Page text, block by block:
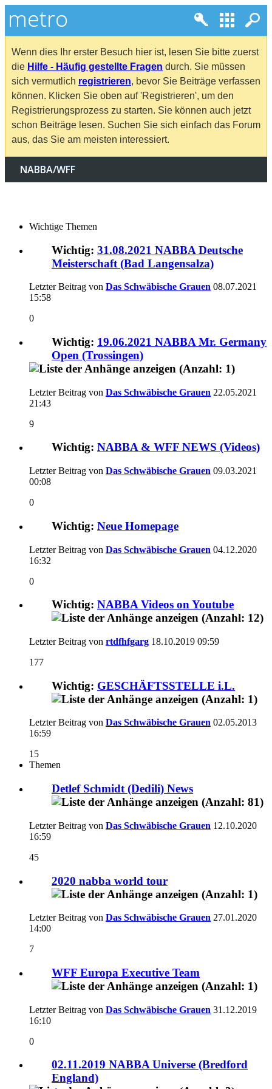
Wenn dies Ihr erster Besuch hier ist, lesen Sie bitte zuerst
die Hilfe - Häufig gestellte Fragen durch. Sie müssen
sich vermutlich registrieren, bevor Sie Beiträge verfassen
können. Klicken Sie oben auf 'Registrieren', um den
Registrierungsprozess zu starten. Sie können auch jetzt
schon Beiträge lesen. Suchen Sie sich einfach das Forum
aus, das Sie am meisten interessiert.
NABBA/WFF
Wichtige Themen
Wichtig: 31.08.2021 NABBA Deutsche
Meisterschaft (Bad Langensalza)
Letzter Beitrag von Das Schwäbische Grauen 08.07.2021
15:58
0
Wichtig: 19.06.2021 NABBA Mr. Germany
Open (Trossingen)
Letzter Beitrag von Das Schwäbische Grauen 22.05.2021
21:43
9
Wichtig: NABBA & WFF NEWS (Videos)
Letzter Beitrag von Das Schwäbische Grauen 09.03.2021
00:08
0
Wichtig: Neue Homepage
Letzter Beitrag von Das Schwäbische Grauen 04.12.2020
16:32
0
Wichtig: NABBA Videos on Youtube
Letzter Beitrag von rtdfhfgarg 18.10.2019 09:59
177
Wichtig: GESCHÄFTSSTELLE i.L.
Letzter Beitrag von Das Schwäbische Grauen 02.05.2013
16:59
15
Themen
Detlef Schmidt (Dedili) News
Letzter Beitrag von Das Schwäbische Grauen 12.10.2020
16:59
45
2020 nabba world tour
Letzter Beitrag von Das Schwäbische Grauen 27.01.2020
14:00
7
WFF Europa Executive Team
Letzter Beitrag von Das Schwäbische Grauen 31.12.2019
16:10
0
02.11.2019 NABBA Universe (Bredford
England)